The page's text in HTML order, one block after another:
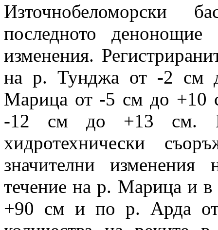
Източнобеломорски
последното
изменения.
на р. Тунджа от -2 см
Марица от -5 см до +10
-12 см до +13 см. В
хидротехнически
значителни
течение на р. Марица и
+90 см и по р. Арда